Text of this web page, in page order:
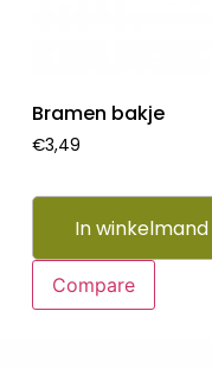
Bramen bakje
€3,49
In winkelmand
Compare